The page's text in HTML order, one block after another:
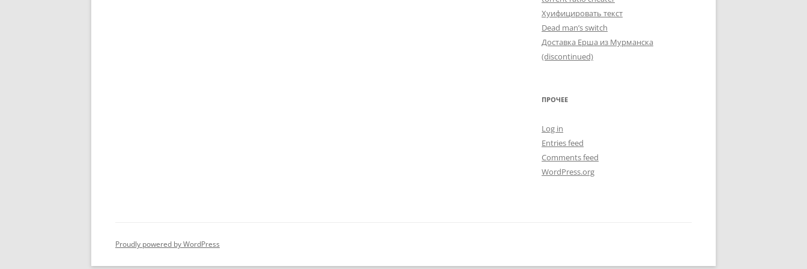
Хуифицировать текст
Dead man’s switch
Доставка Ерша из Мурманска
(discontinued)
ПРОЧЕЕ
Log in
Entries feed
Comments feed
WordPress.org
Proudly powered by WordPress